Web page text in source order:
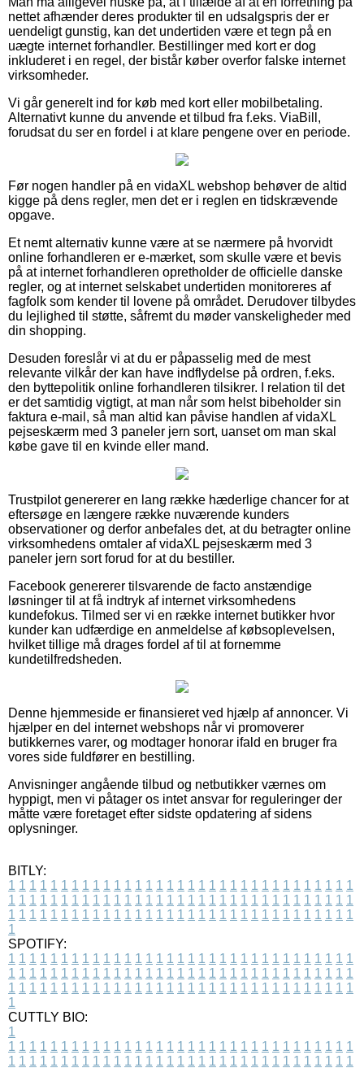
nettet afhænder deres produkter til en udsalgspris der er
uendeligt gunstig, kan det undertiden være et tegn på en
uægte internet forhandler. Bestillinger med kort er dog
inkluderet i en regel, der bistår køber overfor falske internet
virksomheder.
Vi går generelt ind for køb med kort eller mobilbetaling.
Alternativt kunne du anvende et tilbud fra f.eks. ViaBill,
forudsat du ser en fordel i at klare pengene over en periode.
Før nogen handler på en vidaXL webshop behøver de altid
kigge på dens regler, men det er i reglen en tidskrævende
opgave.
Et nemt alternativ kunne være at se nærmere på hvorvidt
online forhandleren er e-mærket, som skulle være et bevis
på at internet forhandleren opretholder de officielle danske
regler, og at internet selskabet undertiden monitoreres af
fagfolk som kender til lovene på området. Derudover tilbydes
du lejlighed til støtte, såfremt du møder vanskeligheder med
din shopping.
Desuden foreslår vi at du er påpasselig med de mest
relevante vilkår der kan have indflydelse på ordren, f.eks.
den byttepolitik online forhandleren tilsikrer. I relation til det
er det samtidig vigtigt, at man når som helst bibeholder sin
faktura e-mail, så man altid kan påvise handlen af vidaXL
pejseskærm med 3 paneler jern sort, uanset om man skal
købe gave til en kvinde eller mand.
Trustpilot genererer en lang række hæderlige chancer for at
eftersøge en længere række nuværende kunders
observationer og derfor anbefales det, at du betragter online
virksomhedens omtaler af vidaXL pejseskærm med 3
paneler jern sort forud for at du bestiller.
Facebook genererer tilsvarende de facto anstændige
løsninger til at få indtryk af internet virksomhedens
kundefokus. Tilmed ser vi en række internet butikker hvor
kunder kan udfærdige en anmeldelse af købsoplevelsen,
hvilket tillige må drages fordel af til at fornemme
kundetilfredsheden.
Denne hjemmeside er finansieret ved hjælp af annoncer. Vi
hjælper en del internet webshops når vi promoverer
butikkernes varer, og modtager honorar ifald en bruger fra
vores side fuldfører en bestilling.
Anvisninger angående tilbud og netbutikker værnes om
hyppigt, men vi påtager os intet ansvar for reguleringer der
måtte være foretaget efter sidste opdatering af sidens
oplysninger.
BITLY:
1 1 1 1 1 1 1 1 1 1 1 1 1 1 1 1 1 1 1 1 1 1 1 1 1 1 1 1 1 1 1 1 1
1 1 1 1 1 1 1 1 1 1 1 1 1 1 1 1 1 1 1 1 1 1 1 1 1 1 1 1 1 1 1 1 1
1 1 1 1 1 1 1 1 1 1 1 1 1 1 1 1 1 1 1 1 1 1 1 1 1 1 1 1 1 1 1 1 1
1
SPOTIFY:
1 1 1 1 1 1 1 1 1 1 1 1 1 1 1 1 1 1 1 1 1 1 1 1 1 1 1 1 1 1 1 1 1
1 1 1 1 1 1 1 1 1 1 1 1 1 1 1 1 1 1 1 1 1 1 1 1 1 1 1 1 1 1 1 1 1
1 1 1 1 1 1 1 1 1 1 1 1 1 1 1 1 1 1 1 1 1 1 1 1 1 1 1 1 1 1 1 1 1
1
CUTTLY BIO:
1
1 1 1 1 1 1 1 1 1 1 1 1 1 1 1 1 1 1 1 1 1 1 1 1 1 1 1 1 1 1 1 1 1
1 1 1 1 1 1 1 1 1 1 1 1 1 1 1 1 1 1 1 1 1 1 1 1 1 1 1 1 1 1 1 1 1